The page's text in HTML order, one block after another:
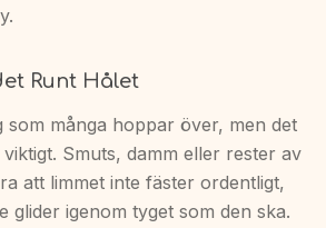
Runt Hålet
som många hoppar över, men det
Smuts, damm eller rester av
att limmet inte fäster ordentligt,
glider igenom tyget som den ska.